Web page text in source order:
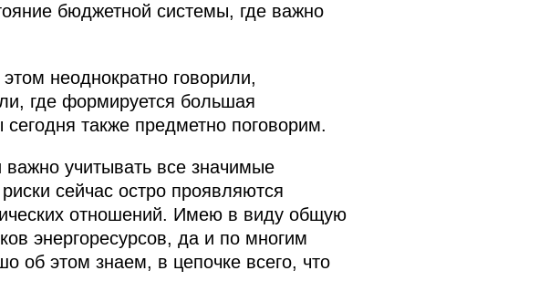
бюджетной системы, где важно
неоднократно говорили,
где формируется большая
также предметно поговорим.
учитывать все значимые
сейчас остро проявляются
отношений. Имею в виду общую
энергоресурсов, да и по многим
об этом знаем, в цепочке всего, что